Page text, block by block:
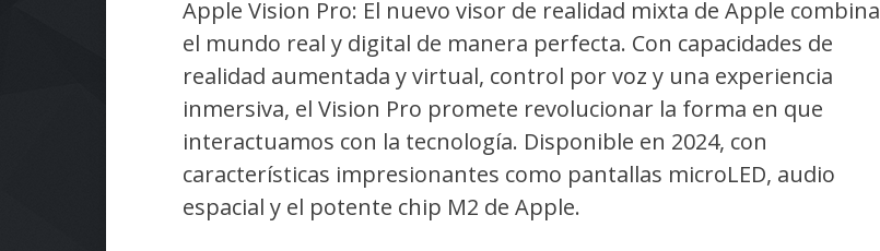
Apple Vision Pro: El nuevo visor de realidad mixta de Apple combina
el mundo real y digital de manera perfecta. Con capacidades de
realidad aumentada y virtual, control por voz y una experiencia
inmersiva, el Vision Pro promete revolucionar la forma en que
interactuamos con la tecnología. Disponible en 2024, con
características impresionantes como pantallas microLED, audio
espacial y el potente chip M2 de Apple.